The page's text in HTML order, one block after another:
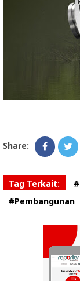
Share:
Tag Terkait:
#Pembangunan